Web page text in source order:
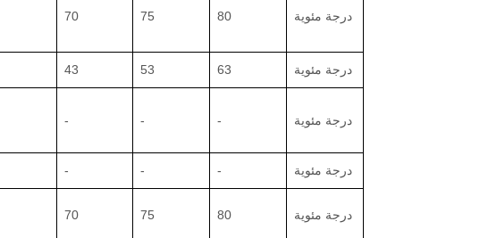
70 75 80 درجة مئوية
43 53 63 درجة مئوية
- - - درجة مئوية
- - - درجة مئوية
70 75 80 درجة مئوية